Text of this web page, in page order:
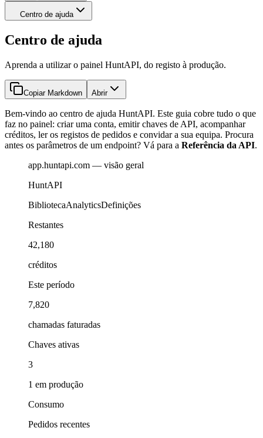
Centro de ajuda
Centro de ajuda
Aprenda a utilizar o painel HuntAPI, do registo à produção.
Copiar Markdown Abrir
Bem-vindo ao centro de ajuda HuntAPI. Este guia cobre tudo o que
faz no painel: criar uma conta, emitir chaves de API, acompanhar
créditos, ler os registos de pedidos e convidar a sua equipa. Procura
antes os parâmetros de um endpoint? Vá para a Referência da API.
app.huntapi.com — visão geral
HuntAPI
BibliotecaAnalyticsDefinições
Restantes
42,180
créditos
Este período
7,820
chamadas faturadas
Chaves ativas
3
1 em produção
Consumo
Pedidos recentes